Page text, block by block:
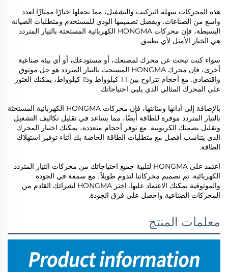
هذه المحركات سهلة التركيب والتشغيل، مما يجعلها خيارًا ممتازًا لعدد
واسع من الصناعات. وبفضل تصميمها الودي للمستخدم ومتطلبات الصيانة
البسيطة، فإن محركات HONGMA الكهربائية المستحثة بالتيار المتردد
هي الخيار الأمثل لأي تطبيق.
سواء كنت تبحث عن محرك لمصنعك، أو مستودعك، أو أي بيئة صناعية
أخرى، فإن محرك HONGMA المستحث بالتيار المتردد هو حل موثوق
واقتصادي. مع أحجام تتراوح بين 1.1 كيلوواط و15 كيلوواط، يمكنك العثور
على المحرك المثالي الذي يلبي احتياجاتك.
بالإضافة إلى أدائها ومتانتها، فإن محركات HONGMA الكهربائية المستحثة
بالتيار المتردد موفرة للطاقة أيضًا، مما يساعد في تقليل تكاليف التشغيل
وتقليل بصمتك الكربونية. مع توفر أحجام متعددة، يمكنك اختيار المحرك
الذي يتناسب أفضل مع متطلبات الطاقة الخاصة بك أثناء توفير استهلاك
الطاقة.
اعتمد على HONGMA لتلبية جميع احتياجاتك من محركات التيار المتردد
الكهربائية. تم تصميم محركاتنا لتدوم طويلاً، مع سمعة في الجودة
والموثوقية يمكنك الاعتماد عليها. اختر HONGMA لشرائك القادم من
المحركات الصناعية واحصل على فرق الجودة.
معلمات المنتج